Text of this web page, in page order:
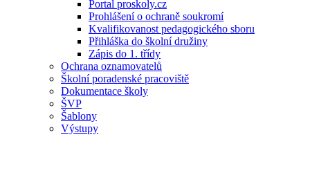
Portal proskoly.cz
Prohlášení o ochraně soukromí
Kvalifikovanost pedagogického sboru
Přihláška do školní družiny
Zápis do 1. třídy
Ochrana oznamovatelů
Školní poradenské pracoviště
Dokumentace školy
ŠVP
Šablony
Výstupy